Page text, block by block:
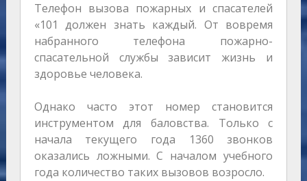
Телефон вызова пожарных и спасателей
«101 должен знать каждый. От вовремя
набранного телефона пожарно-
спасательной службы зависит жизнь и
здоровье человека.
Однако часто этот номер становится
инструментом для баловства. Только с
начала текущего года 1360 звонков
оказались ложными. С началом учебного
года количество таких вызовов возросло.